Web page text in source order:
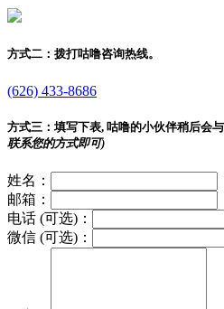
方式二： 拨打咕噜咨询热线。
(626) 433-8686
方式三： 填写下表, 咕噜的小伙伴稍后会
联系您的方式即可)
姓名：
邮箱：
电话 (可选)：
微信 (可选)：